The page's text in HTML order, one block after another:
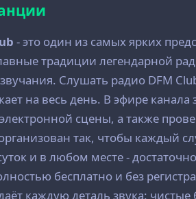
- это один из самых ярких
традиции легендарной
Слушать радио DFM
на весь день. В эфире
сцены, а также
так, чтобы каждый
и в любом месте -
бесплатно и без
каждую деталь звука: